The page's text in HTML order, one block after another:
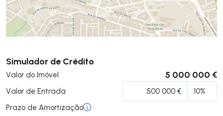
Simulador de Crédito
Valor do Imóvel 5 000 000 €
Valor de Entrada
Prazo de Amortização
Submeter